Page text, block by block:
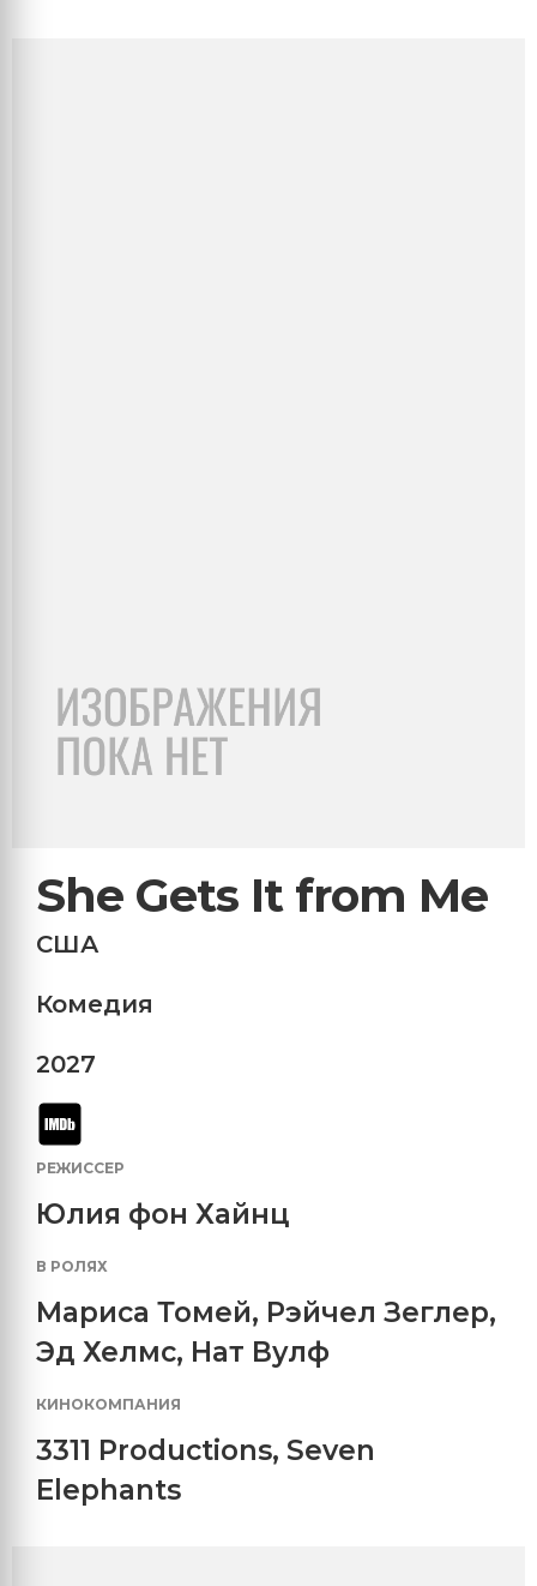
She Gets It from Me
США
Комедия
2027
РЕЖИССЕР
Юлия фон Хайнц
В РОЛЯХ
Мариса Томей, Рэйчел Зеглер,
Эд Хелмс, Нат Вулф
КИНОКОМПАНИЯ
3311 Productions, Seven
Elephants